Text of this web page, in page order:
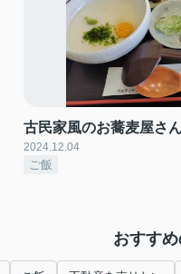
古民家風のお蕎麦屋さ
2024.12.04
ご飯
おすす